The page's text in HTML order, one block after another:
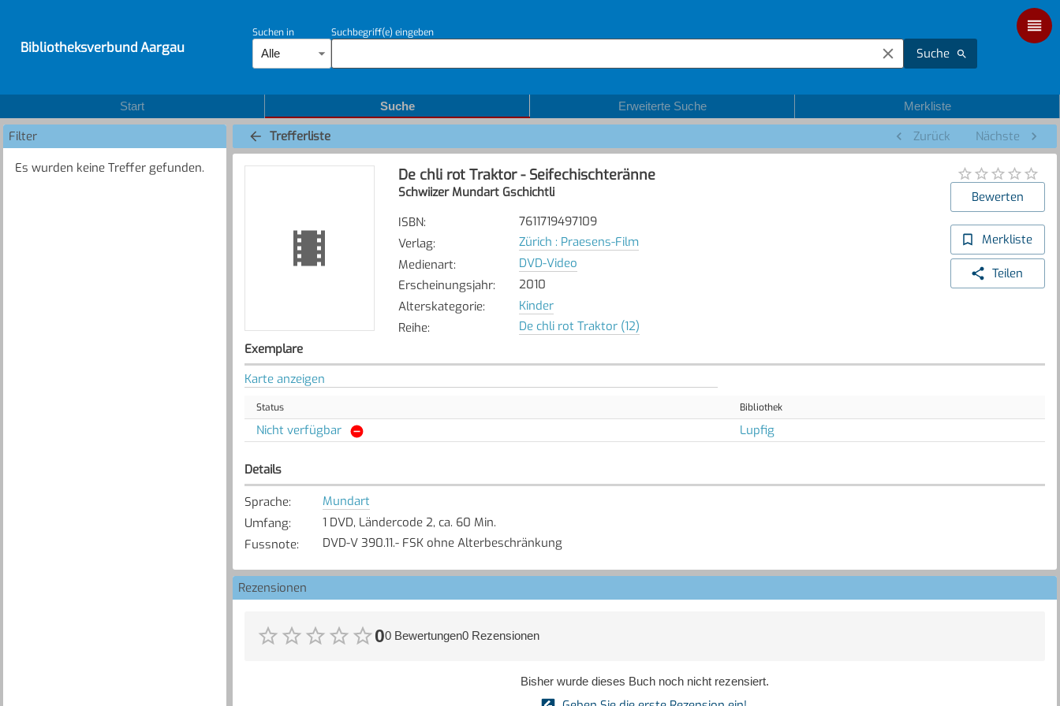
Bibliotheksverbund Aargau
Suchen in
Alle
Suchbegriff(e) eingeben
Suche
Start Suche Erweiterte Suche Merkliste
Filter
Es wurden keine Treffer gefunden.
Trefferliste Zurück Nächste
De chli rot Traktor - Seifechischteränne
Schwiizer Mundart Gschichtli
ISBN:
7611719497109
Verlag:
Zürich : Praesens-Film
Medienart:
DVD-Video
Erscheinungsjahr:
2010
Alterskategorie:
Kinder
Reihe: De chli rot Traktor (12)
Bewerten
Merkliste
Teilen
Exemplare
Karte anzeigen
Status Bibliothek
Nicht verfügbar Lupfig
Details
Sprache:
Mundart
Umfang:
1 DVD, Ländercode 2, ca. 60 Min.
Fussnote: DVD-V 390.11.- FSK ohne Alterbeschränkung
Rezensionen
00 Bewertungen0 Rezensionen
Bisher wurde dieses Buch noch nicht rezensiert.